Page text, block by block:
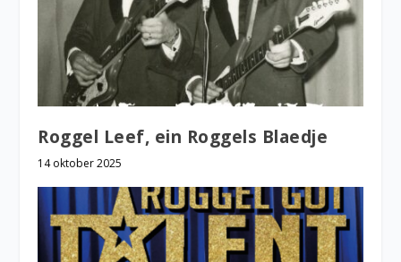
Roggel Leef, ein Roggels Blaedje
14 oktober 2025